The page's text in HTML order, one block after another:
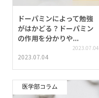
ドーパミンによって勉強
がはかどる？ドーパミン
の作用を分かりや...
2023.07.04
2023.07.04
医学部コラム